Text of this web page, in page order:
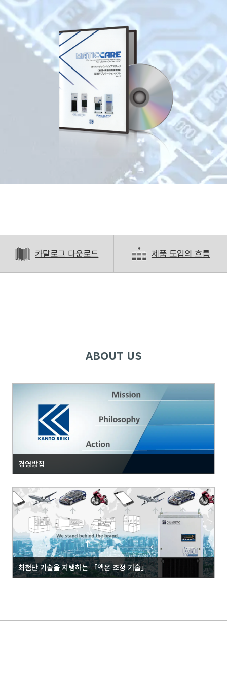
카탈로그 다운로드 제품 도입의 흐름
ABOUT US
경영방침
최첨단 기술을 지탱하는 「액온 조정 기술」